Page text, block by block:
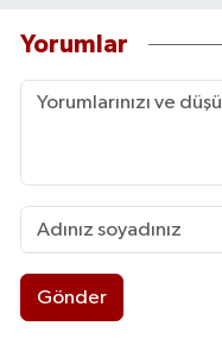
Yorumlar
Gönder